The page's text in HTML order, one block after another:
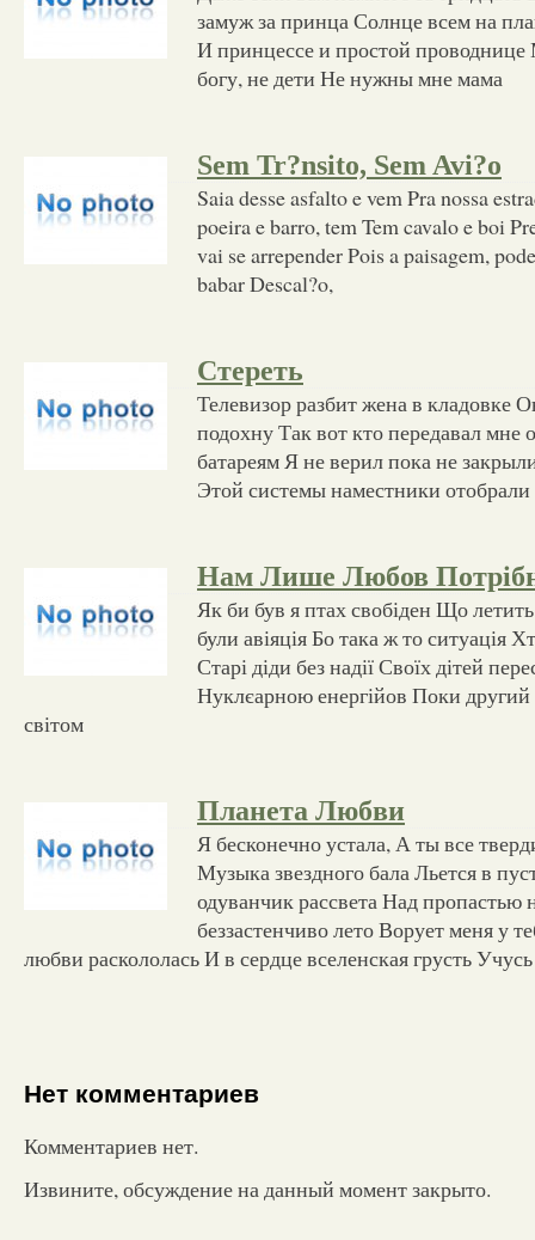
замуж за принца Солнце всем на
И принцессе и простой
богу, не дети Не нужны мне мама
Sem Tr?nsito, Sem Avi?o
Saia desse asfalto e vem Pra nossa
poeira e barro, tem Tem cavalo e boi
vai se arrepender Pois a paisagem,
babar Descal?o,
Стереть
Телевизор разбит жена в кладовке
подохну Так вот кто передавал мне
батареям Я не верил пока не
Этой системы наместники
Нам Лише Любов
Як би був я птах свобіден Що
були авіяція Бо така ж то ситуація
Старі діди без надії Своїх дітей
Нуклєарною енергійов Поки другий
світом
Планета Любви
Я бесконечно устала, А ты все
Музыка звездного бала Льется в
одуванчик рассвета Над пропастью
беззастенчиво лето Ворует меня у
любви раскололась И в сердце вселенская грусть Учусь
Нет комментариев
Комментариев нет.
Извините, обсуждение на данный момент закрыто.